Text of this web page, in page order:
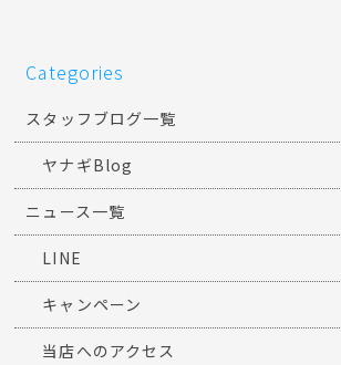
Categories
スタッフブログ一覧
ヤナギBlog
ニュース一覧
LINE
キャンペーン
当店へのアクセス